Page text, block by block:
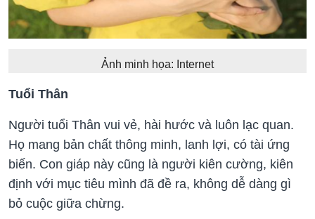
Ảnh minh họa: Internet
Tuổi Thân
Người tuổi Thân vui vẻ, hài hước và luôn lạc quan.
Họ mang bản chất thông minh, lanh lợi, có tài ứng
biến. Con giáp này cũng là người kiên cường, kiên
định với mục tiêu mình đã đề ra, không dễ dàng gì
bỏ cuộc giữa chừng.